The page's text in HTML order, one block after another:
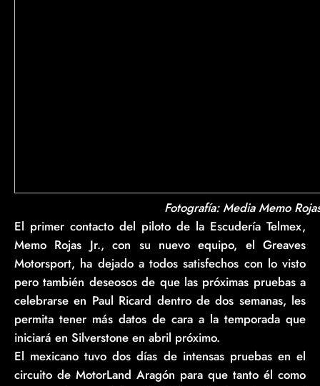
Fotografía: Media Memo
El primer contacto del piloto de la Escudería Telmex,
Memo Rojas Jr., con su nuevo equipo, el Greaves
Motorsport, ha dejado a todos satisfechos con lo visto
pero también deseosos de que las próximas pruebas a
celebrarse en Paul Ricard dentro de dos semanas, les
permita tener más datos de cara a la temporada que
iniciará en Silverstone en abril próximo.
El mexicano tuvo dos días de intensas pruebas en el
circuito de MotorLand Aragón para que tanto él como